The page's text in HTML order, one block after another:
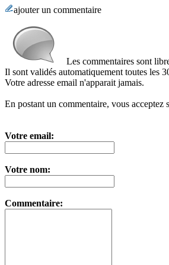
ajouter un commentaire
Les commentaires sont
Il sont validés automatiquement toutes les
Votre adresse email n'apparait jamais.
En postant un commentaire, vous acceptez
Votre email:
Votre nom:
Commentaire: